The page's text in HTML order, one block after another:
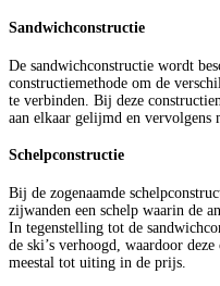
Sandwichconstructie
De sandwichconstructie wordt
constructiemethode om de
te verbinden. Bij deze
aan elkaar gelijmd en vervolgens
Schelpconstructie
Bij de zogenaamde
zijwanden een schelp waarin de
In tegenstelling tot de
de ski’s verhoogd, waardoor
meestal tot uiting in de prijs.